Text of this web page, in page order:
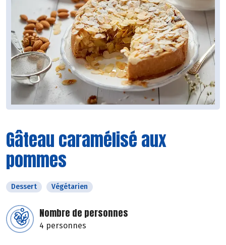
Gâteau caramélisé aux
pommes
Dessert Végétarien
Nombre de personnes
4 personnes